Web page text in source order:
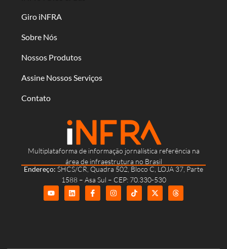
Multiplataforma de informação jornalística referência na
área de infraestrutura no Brasil
Endereço: SHCS/CR, Quadra 502, Bloco C, LOJA 37, Parte
1588 – Asa Sul – CEP: 70.330-530
Giro iNFRA
Sobre Nós
Nossos Produtos
Assine Nossos Serviços
Contato